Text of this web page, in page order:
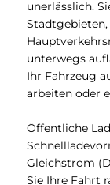
unerlässlich.
unterwegs
Ihr Fahrzeug
arbeiten oder
Öffentliche
Gleichstrom
Sie Ihre Fahrt